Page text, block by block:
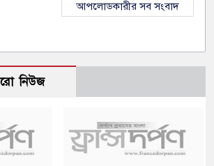
আপলোডকারীর সব সংবাদ
নিউজ